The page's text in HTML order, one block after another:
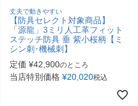
丈夫で動きやすい
【防具セレクト対象商品】
「源龍」3ミリ人工革フィット
ステッチ防具 垂 紫小桜柄【ミ
シン刺･機械刺】
定価 ¥42,900のところ
当店特別価格 ¥20,020税込